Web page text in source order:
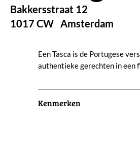
Bakkersstraat 12
1017 CW Amsterdam
Een Tasca is de Portugese
authentieke gerechten in een
Kenmerken